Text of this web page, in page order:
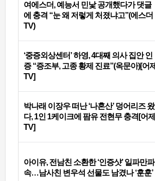
여에스더, 예능서 민낯 공개했다가 댓글
에 충격 “눈 왜 저렇게 처졌냐고”(에스더
TV)
‘중증외상센터’ 하영, 4대째 의사 집안 인
증 “증조부, 고종 황제 진료”(옥문아)[어제
TV]
박나래 이장우 떠난 ‘나혼산’ 덩어리즈 왔
다, 1인 1케이크에 팜유 전현무 충격[어제
TV]
아이유, 전남친 소환한 ‘인증샷’ 일파만파
속…남사친 변우석 선물도 남겼나 ‘훈훈’